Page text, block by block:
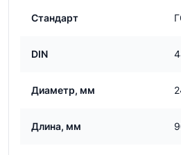
Стандарт
DIN
Диаметр, мм
Длина, мм